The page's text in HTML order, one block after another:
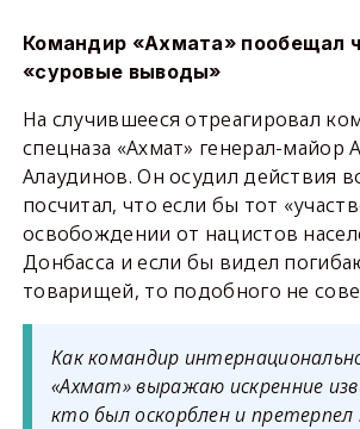
Командир «Ахмата» пообещал
«суровые выводы»
На случившееся отреагировал
спецназа «Ахмат» генерал-майор
Алаудинов. Он осудил действия
посчитал, что если бы тот
освобождении от нацистов
Донбасса и если бы видел
товарищей, то подобного не
Как командир
«Ахмат» выражаю искренние
кто был оскорблен и претерпел